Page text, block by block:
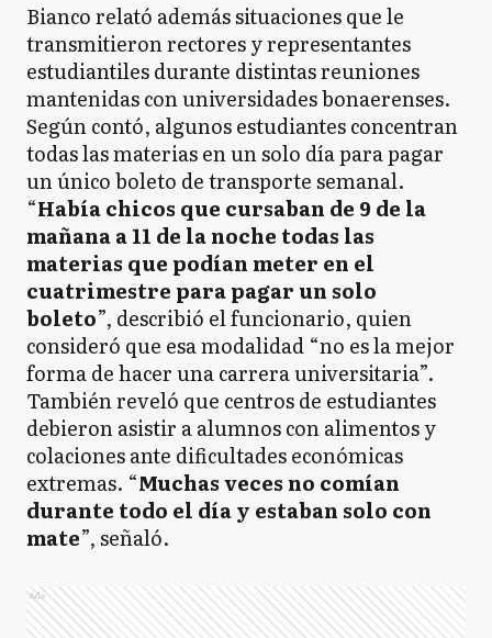
Bianco relató además situaciones que le
transmitieron rectores y representantes
estudiantiles durante distintas reuniones
mantenidas con universidades bonaerenses.
Según contó, algunos estudiantes concentran
todas las materias en un solo día para pagar
un único boleto de transporte semanal.
“Había chicos que cursaban de 9 de la
mañana a 11 de la noche todas las
materias que podían meter en el
cuatrimestre para pagar un solo
boleto”, describió el funcionario, quien
consideró que esa modalidad “no es la mejor
forma de hacer una carrera universitaria”.
También reveló que centros de estudiantes
debieron asistir a alumnos con alimentos y
colaciones ante dificultades económicas
extremas. “Muchas veces no comían
durante todo el día y estaban solo con
mate”, señaló.
Ads